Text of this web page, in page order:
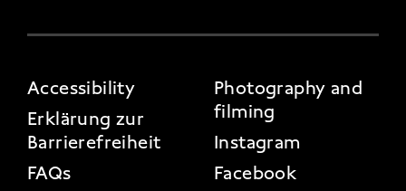
FOOTER 3
Accessibility
Erklärung zur
Barrierefreiheit
FAQs
Photography and
filming
Instagram
Facebook